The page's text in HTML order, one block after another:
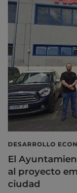
DESARROLLO
El
al proyecto
ciudad